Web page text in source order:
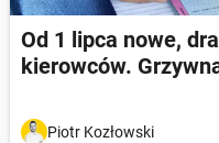
Od 1 lipca nowe,
kierowców.
Piotr Kozłowski